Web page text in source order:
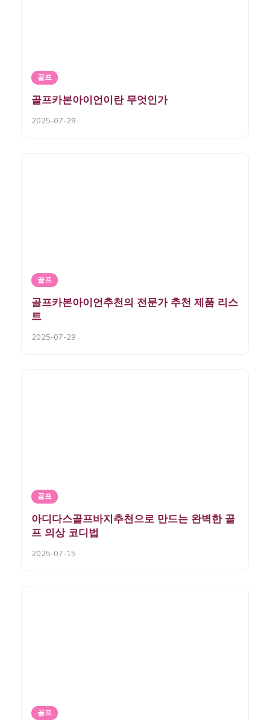
골프
골프카본아이언이란 무엇인가
2025-07-29
골프
골프카본아이언추천의 전문가 추천 제품 리스
트
2025-07-29
골프
아디다스골프바지추천으로 만드는 완벽한 골
프 의상 코디법
2025-07-15
골프